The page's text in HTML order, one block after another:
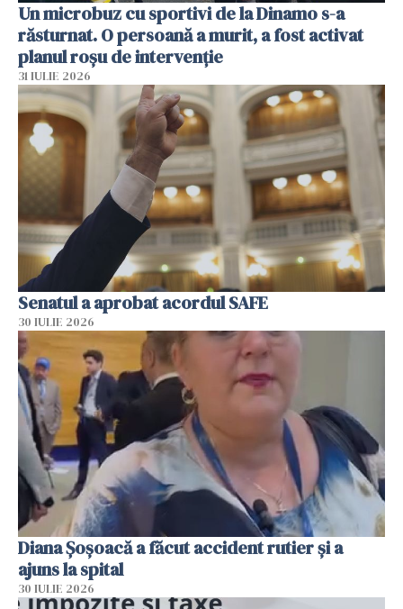
Un microbuz cu sportivi de la Dinamo s-a
răsturnat. O persoană a murit, a fost activat
planul roșu de intervenție
31 IULIE 2026
Senatul a aprobat acordul SAFE
30 IULIE 2026
Diana Șoșoacă a făcut accident rutier și a
ajuns la spital
30 IULIE 2026